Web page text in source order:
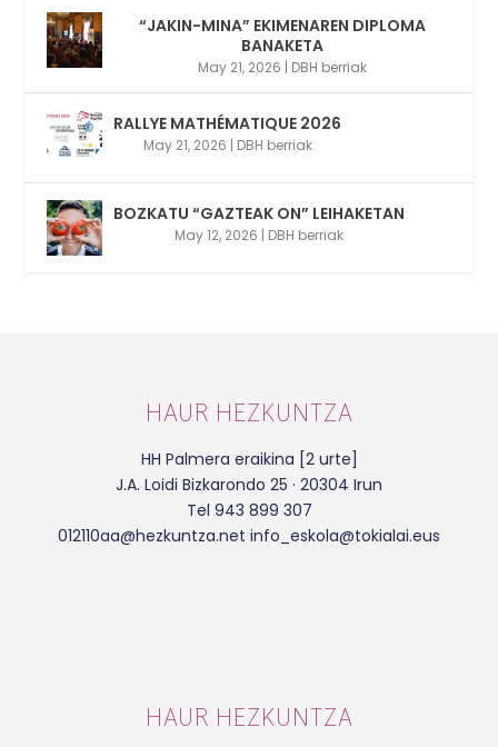
“JAKIN-MINA” EKIMENAREN DIPLOMA
BANAKETA
May 21, 2026 | DBH berriak
RALLYE MATHÉMATIQUE 2026
May 21, 2026 | DBH berriak
BOZKATU “GAZTEAK ON” LEIHAKETAN
May 12, 2026 | DBH berriak
HAUR HEZKUNTZA
HH Palmera eraikina [2 urte]
J.A. Loidi Bizkarondo 25 · 20304 Irun
Tel 943 899 307
012110aa@hezkuntza.net info_eskola@tokialai.eus
HAUR HEZKUNTZA